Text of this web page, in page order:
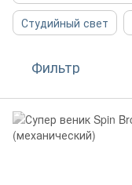
Студийный свет
Фильтр